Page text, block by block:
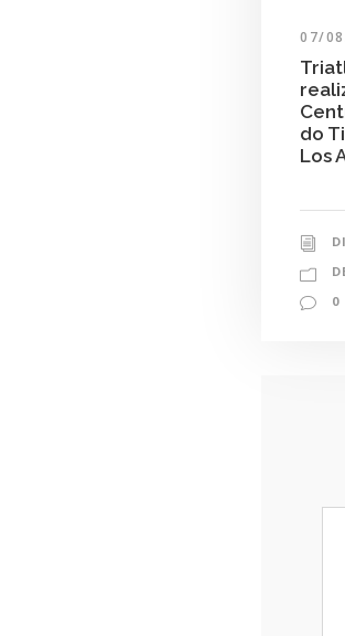
07/
do
Los
0